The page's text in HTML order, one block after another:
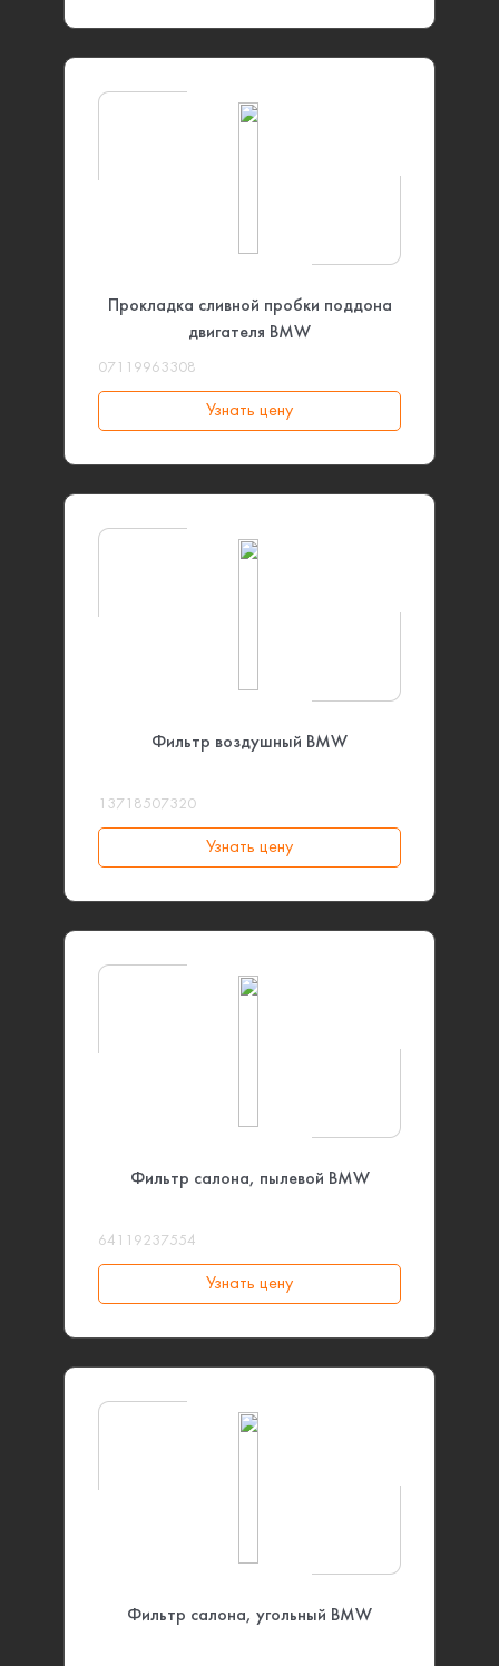
Прокладка сливной пробки поддона
двигателя BMW
07119963308
Узнать цену
Фильтр воздушный BMW
13718507320
Узнать цену
Фильтр салона, пылевой BMW
64119237554
Узнать цену
Фильтр салона, угольный BMW